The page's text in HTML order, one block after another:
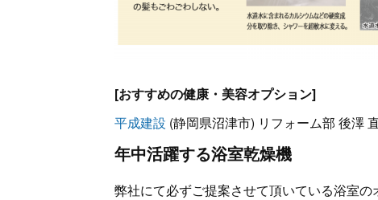
[おすすめの健康・美容オプション]
平成建設 (静岡県沼津市) リフォーム部 後澤
年中活躍する浴室乾燥機
弊社にて必ずご提案させて頂いている浴室